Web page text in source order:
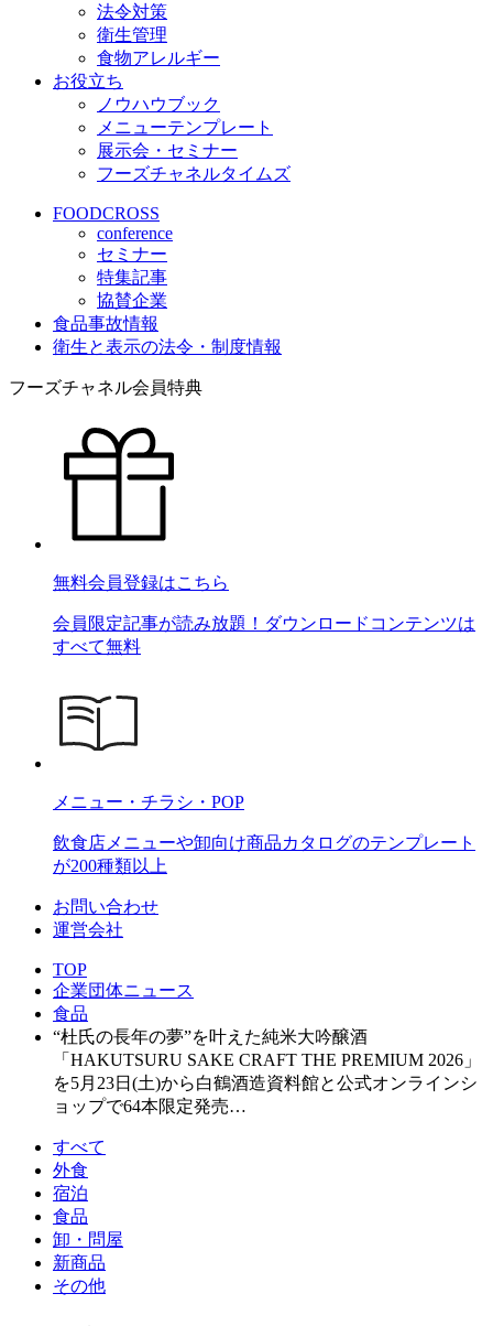
法令対策
衛生管理
食物アレルギー
お役立ち
ノウハウブック
メニューテンプレート
展示会・セミナー
フーズチャネルタイムズ
FOODCROSS
conference
セミナー
特集記事
協賛企業
食品事故情報
衛生と表示の法令・制度情報
フーズチャネル会員特典
無料会員登録はこちら
会員限定記事が読み放題！ダウンロードコンテンツは
すべて無料
メニュー・チラシ・POP
飲食店メニューや卸向け商品カタログのテンプレート
が200種類以上
お問い合わせ
運営会社
TOP
企業団体ニュース
食品
“杜氏の長年の夢”を叶えた純米大吟醸酒
「HAKUTSURU SAKE CRAFT THE PREMIUM 2026」
を5月23日(土)から白鶴酒造資料館と公式オンラインシ
ョップで64本限定発売…
すべて
外食
宿泊
食品
卸・問屋
新商品
その他